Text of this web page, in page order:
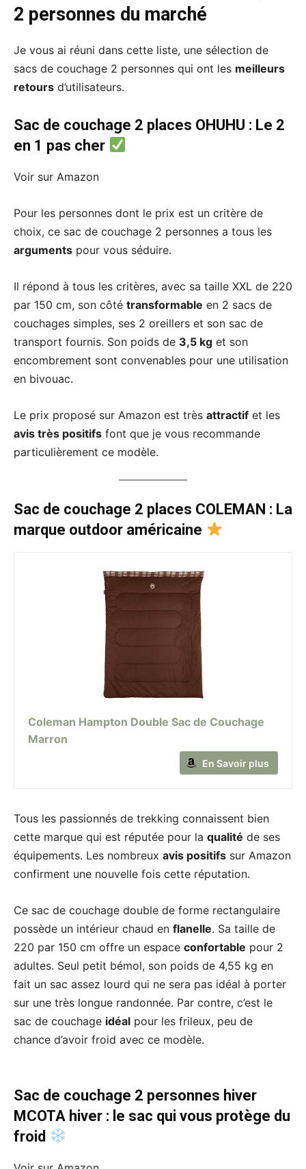
2 personnes du marché
Je vous ai réuni dans cette liste, une sélection de
sacs de couchage 2 personnes qui ont les meilleurs
retours d’utilisateurs.
Sac de couchage 2 places OHUHU : Le 2
en 1 pas cher
Voir sur Amazon
Pour les personnes dont le prix est un critère de
choix, ce sac de couchage 2 personnes a tous les
arguments pour vous séduire.
Il répond à tous les critères, avec sa taille XXL de 220
par 150 cm, son côté transformable en 2 sacs de
couchages simples, ses 2 oreillers et son sac de
transport fournis. Son poids de 3,5 kg et son
encombrement sont convenables pour une utilisation
en bivouac.
Le prix proposé sur Amazon est très attractif et les
avis très positifs font que je vous recommande
particulièrement ce modèle.
Sac de couchage 2 places COLEMAN : La
marque outdoor américaine
Coleman Hampton Double Sac de Couchage
Marron
En Savoir plus
Tous les passionnés de trekking connaissent bien
cette marque qui est réputée pour la qualité de ses
équipements. Les nombreux avis positifs sur Amazon
confirment une nouvelle fois cette réputation.
Ce sac de couchage double de forme rectangulaire
possède un intérieur chaud en flanelle. Sa taille de
220 par 150 cm offre un espace confortable pour 2
adultes. Seul petit bémol, son poids de 4,55 kg en
fait un sac assez lourd qui ne sera pas idéal à porter
sur une très longue randonnée. Par contre, c’est le
sac de couchage idéal pour les frileux, peu de
chance d’avoir froid avec ce modèle.
Sac de couchage 2 personnes hiver
MCOTA hiver : le sac qui vous protège du
froid